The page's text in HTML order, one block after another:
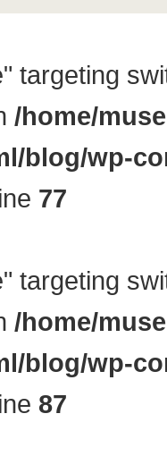
targeting
/home/
blog/wp-
77
targeting
/home/
blog/wp-
87